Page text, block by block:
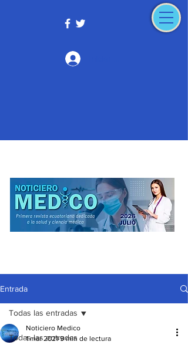
Entrada
Todas las entradas
Todas las entradas
Noticiero Medico
1 mar 2021 9 min de lectura